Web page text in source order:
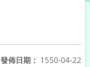
發佈日期： 1550-04-22